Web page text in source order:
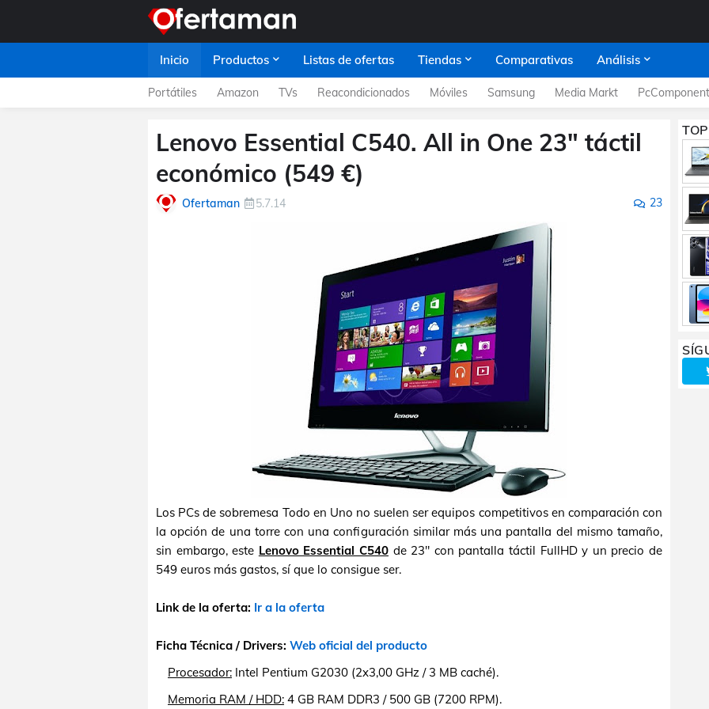
Inicio Productos Listas de ofertas Tiendas Comparativas Análisis
Portátiles Amazon TVs Reacondicionados Móviles Samsung Media Markt
Lenovo Essential C540. All in One 23" táctil
económico (549 €)
Ofertaman 5.7.14 23
Los PCs de sobremesa Todo en Uno no suelen ser equipos competitivos en comparación con
la opción de una torre con una configuración similar más una pantalla del mismo tamaño,
sin embargo, este Lenovo Essential C540 de 23" con pantalla táctil FullHD y un precio de
549 euros más gastos, sí que lo consigue ser.
Link de la oferta: Ir a la oferta
Ficha Técnica / Drivers: Web oficial del producto
Procesador: Intel Pentium G2030 (2x3,00 GHz / 3 MB caché).
Memoria RAM / HDD: 4 GB RAM DDR3 / 500 GB (7200 RPM).